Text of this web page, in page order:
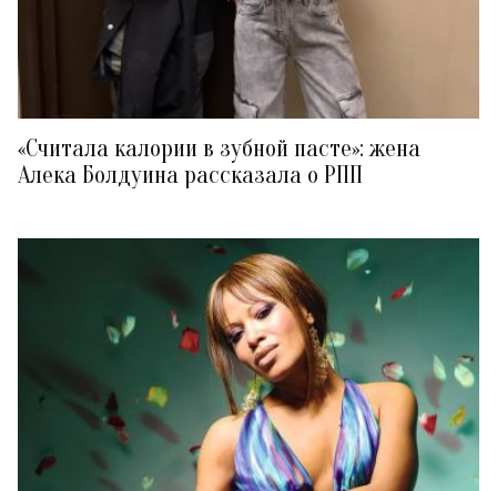
«Считала калории в зубной пасте»: жена
Алека Болдуина рассказала о РПП